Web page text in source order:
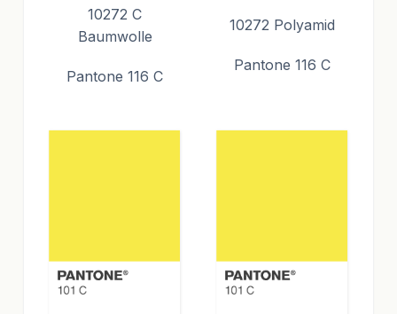
10272 C
Baumwolle
Pantone 116 C
10272 Polyamid
Pantone 116 C